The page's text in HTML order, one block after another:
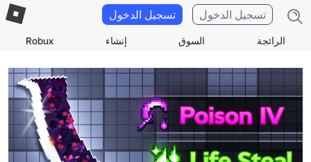
الرائجة السوق إنشاء Robux
تسجيل الدخول تسجيل الدخول